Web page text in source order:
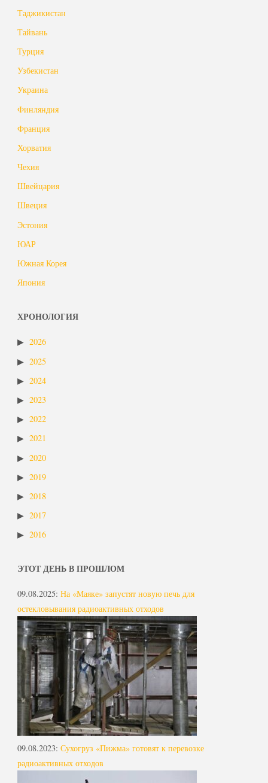
Таджикистан
Тайвань
Турция
Узбекистан
Украина
Финляндия
Франция
Хорватия
Чехия
Швейцария
Швеция
Эстония
ЮАР
Южная Корея
Япония
ХРОНОЛОГИЯ
2026
2025
2024
2023
2022
2021
2020
2019
2018
2017
2016
ЭТОТ ДЕНЬ В ПРОШЛОМ
09.08.2025: На «Маяке» запустят новую печь для
остекловывания радиоактивных отходов
09.08.2023: Сухогруз «Пижма» готовят к перевозке
радиоактивных отходов